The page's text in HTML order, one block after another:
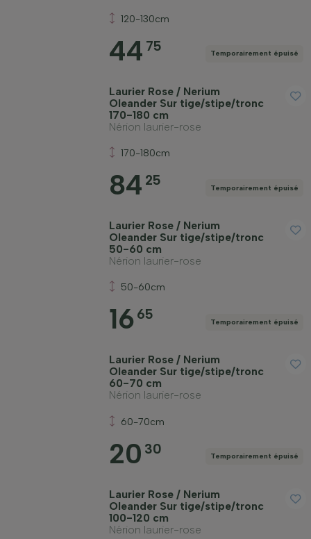
120-130cm
44 75 Temporairement épuisé
Laurier Rose / Nerium
Oleander Sur tige/stipe/tronc
170-180 cm
Nérion laurier-rose
170-180cm
84 25 Temporairement épuisé
Laurier Rose / Nerium
Oleander Sur tige/stipe/tronc
50-60 cm
Nérion laurier-rose
50-60cm
16 65 Temporairement épuisé
Laurier Rose / Nerium
Oleander Sur tige/stipe/tronc
60-70 cm
Nérion laurier-rose
60-70cm
20 30 Temporairement épuisé
Laurier Rose / Nerium
Oleander Sur tige/stipe/tronc
100-120 cm
Nérion laurier-rose